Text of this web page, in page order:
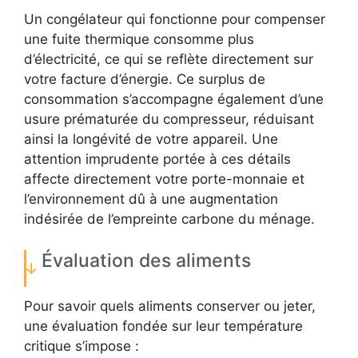
Un congélateur qui fonctionne pour compenser
une fuite thermique consomme plus
d’électricité, ce qui se reflète directement sur
votre facture d’énergie. Ce surplus de
consommation s’accompagne également d’une
usure prématurée du compresseur, réduisant
ainsi la longévité de votre appareil. Une
attention imprudente portée à ces détails
affecte directement votre porte-monnaie et
l’environnement dû à une augmentation
indésirée de l’empreinte carbone du ménage.
Évaluation des aliments
Pour savoir quels aliments conserver ou jeter,
une évaluation fondée sur leur température
critique s’impose :